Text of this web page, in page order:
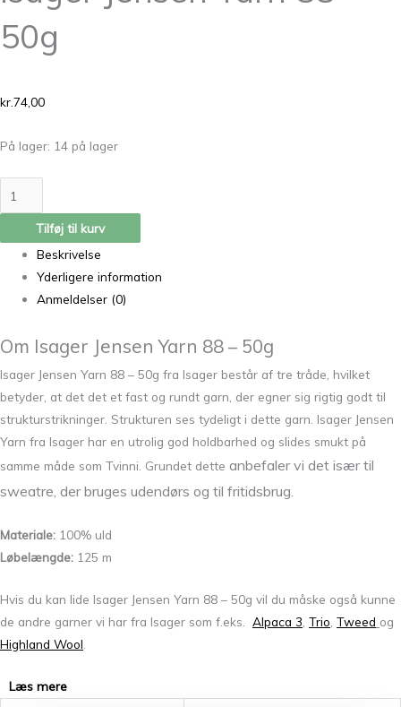
50g
kr.74,00
På lager: 14 på lager
Tilføj til kurv
Beskrivelse
Yderligere information
Anmeldelser (0)
Om Isager Jensen Yarn 88 – 50g
Isager Jensen Yarn 88 – 50g fra Isager består af tre tråde, hvilket
betyder, at det det et fast og rundt garn, der egner sig rigtig godt til
strukturstrikninger. Strukturen ses tydeligt i dette garn. Isager Jensen
Yarn fra Isager har en utrolig god holdbarhed og slides smukt på
samme måde som Tvinni. Grundet dette anbefaler vi det især til
sweatre, der bruges udendørs og til fritidsbrug.
Materiale: 100% uld
Løbelængde: 125 m
Hvis du kan lide Isager Jensen Yarn 88 – 50g vil du måske også kunne
de andre garner vi har fra Isager som f.eks. Alpaca 3 Trio Tweed og
Highland Wool
Læs mere